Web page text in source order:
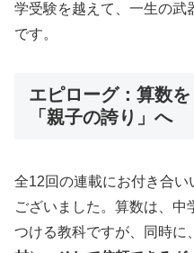
学受験を越えて、一生の武
です。
エピローグ：算数
「親子の誇り」へ
全12回の連載にお付き合い
ございました。算数は、中
つける教科ですが、同時に、